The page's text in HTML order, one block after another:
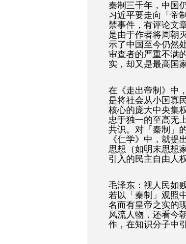
秦制三千年，中国
习近平要走向「帝
禁事件，有评论文
是由于作者将周朝
示了中国至今仍然
审查者的严重不满
实，却又是最高国
在《走出帝制》中
是将社会从小国寡
核心的庞大中央集
忠于独一的至高无
共识。对「秦制」
《仁学》中，就提
思想（如明末思想
引入的民主自由人
毛泽东：视人民如
若以「秦制」观照
名而有皇帝之实的
风流人物，还看今
作，在知识分子中